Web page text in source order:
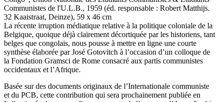
La récente irruption médiatique relative à la politique coloniale de la
Belgique, quoique déjà clairement décortiquée par les historiens, tant
belges que congolais, nous pousse à mettre en ligne une courte
synthèse élaborée par José Gotovitch à l’occasion d’un colloque de
la Fondation Gramsci de Rome consacré aux partis communistes
occidentaux et l’Afrique.
Basée sur des documents originaux de l’Internationale communiste
et du PCB, cette contribution qui sera prochainement publiée en